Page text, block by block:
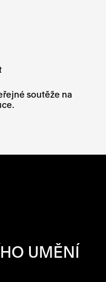
soutěže na
UMĚNÍ